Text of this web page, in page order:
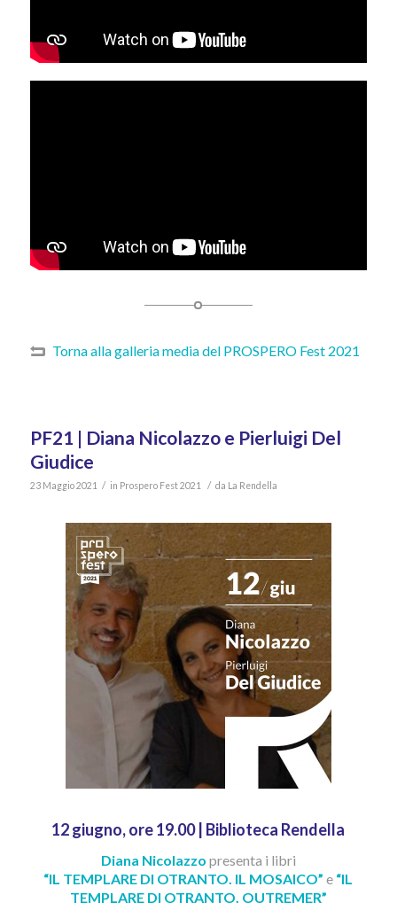
Torna alla galleria media del PROSPERO Fest 2021
PF21 | Diana Nicolazzo e Pierluigi Del
Giudice
23 Maggio 2021 / in Prospero Fest 2021 / da La Rendella
12 giugno, ore 19.00 | Biblioteca Rendella
Diana Nicolazzo presenta i libri
“IL TEMPLARE DI OTRANTO. IL MOSAICO” e “IL
TEMPLARE DI OTRANTO. OUTREMER”